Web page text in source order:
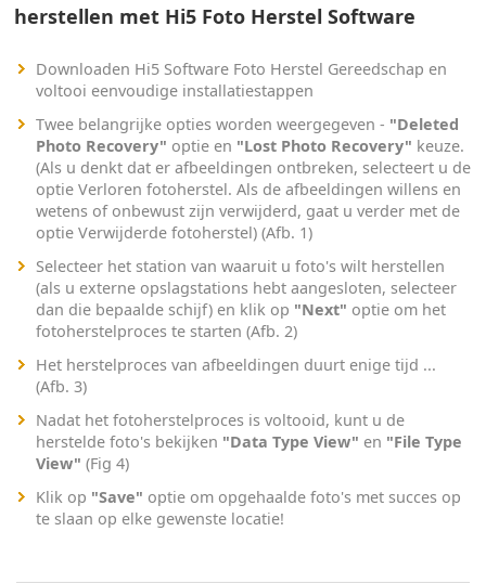
herstellen met Hi5 Foto Herstel Software
Downloaden Hi5 Software Foto Herstel Gereedschap en
voltooi eenvoudige installatiestappen
Twee belangrijke opties worden weergegeven - "Deleted
Photo Recovery" optie en "Lost Photo Recovery" keuze.
(Als u denkt dat er afbeeldingen ontbreken, selecteert u de
optie Verloren fotoherstel. Als de afbeeldingen willens en
wetens of onbewust zijn verwijderd, gaat u verder met de
optie Verwijderde fotoherstel) (Afb. 1)
Selecteer het station van waaruit u foto's wilt herstellen
(als u externe opslagstations hebt aangesloten, selecteer
dan die bepaalde schijf) en klik op "Next" optie om het
fotoherstelproces te starten (Afb. 2)
Het herstelproces van afbeeldingen duurt enige tijd ...
(Afb. 3)
Nadat het fotoherstelproces is voltooid, kunt u de
herstelde foto's bekijken "Data Type View" en "File Type
View" (Fig 4)
Klik op "Save" optie om opgehaalde foto's met succes op
te slaan op elke gewenste locatie!